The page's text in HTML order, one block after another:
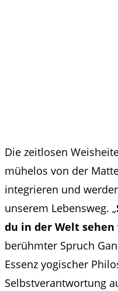
Die zeitlosen
mühelos von der
integrieren und
unserem Lebensweg. „
du in der Welt
berühmter Spruch
Essenz yogischer
Selbstverantwortung